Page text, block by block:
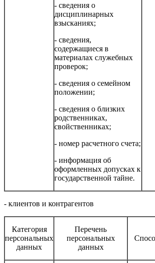
- сведения о
дисциплинарных
взысканиях;
- сведения,
содержащиеся в
материалах служебных
проверок;
- сведения о семейном
положении;
- сведения о близких
родственниках,
свойственниках;
- номер расчетного счета;
- информация об
оформленных допусках к
государственной тайне.
- клиентов и контрагентов
Категория
персональных
данных
Перечень
персональных
данных